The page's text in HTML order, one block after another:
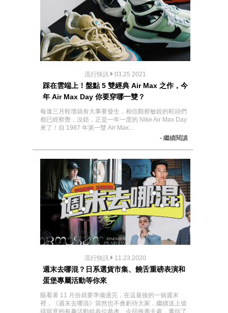
流行快訊 03.25.2021
踩在雲端上！盤點 5 雙經典 Air Max 之作，今
年 Air Max Day 你要穿哪一雙？
每逢三月鞋壇就有大事要發生，相信觀察敏銳的鞋頭們
都已經察覺，沒錯，正是一年一度的 Nike Air Max Day
來了！自 1987 年第一雙 Air Max...
- 繼續閱讀
流行快訊 11.23.2020
週末去哪混？日系選貨市集、饒舌重磅表演和
蛋堡專屬活動等你來
眼看著 11 月份就要準備過完，在這最後的一個週末
裡，《週末去哪混》當然也不會虧待大家，繼續送上值
得留意的有趣活動給各位參考。今回推薦去處，囊括了